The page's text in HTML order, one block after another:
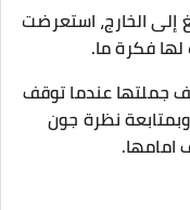
إلى الخارج، استعرضت
فكرة ما.
جملتها عندما توقف
نظرة جون
امامها.